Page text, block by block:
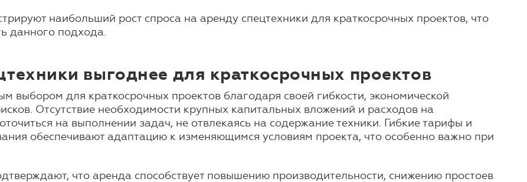
наибольший рост спроса на аренду спецтехники для краткосрочных проектов, что
данного подхода.
выгоднее для краткосрочных проектов
выбором для краткосрочных проектов благодаря своей гибкости, экономической
Отсутствие необходимости крупных капитальных вложений и расходов на
на выполнении задач, не отвлекаясь на содержание техники. Гибкие тарифы и
обеспечивают адаптацию к изменяющимся условиям проекта, что особенно важно при
что аренда способствует повышению производительности, снижению простоев